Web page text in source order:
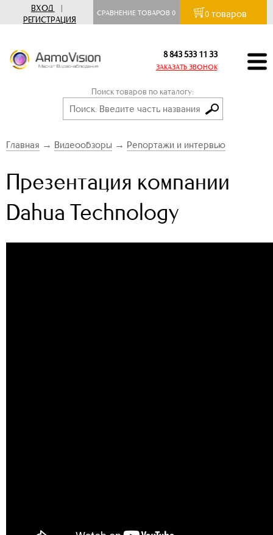
ВХОД
|
РЕГИСТРАЦИЯ
СРАВНЕНИЕ ТОВАРОВ0 0 товаров
8 843 533 11 33
ЗАКАЗАТЬ ЗВОНОК
Поиск товаров по каталогу:
Главная → Видеообзоры → Репортажи и интервью
Презентация компании
Dahua Technology